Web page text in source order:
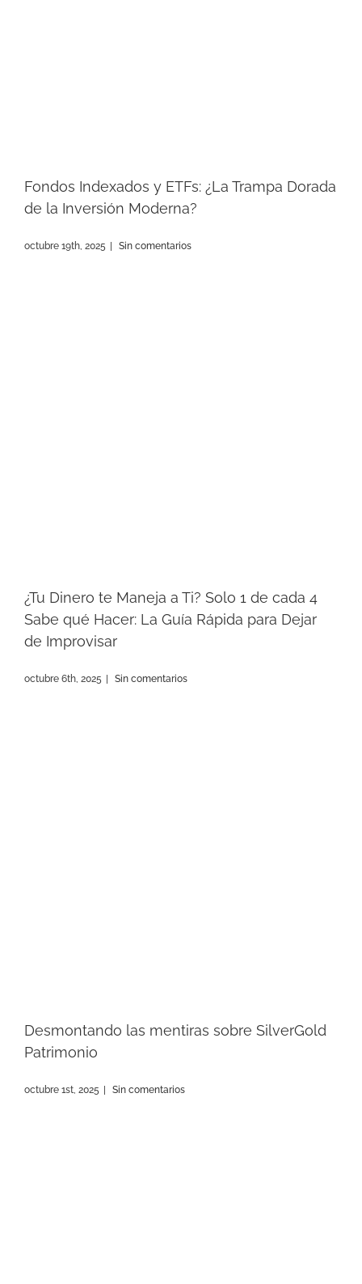
Fondos Indexados y ETFs: ¿La Trampa Dorada
de la Inversión Moderna?
octubre 19th, 2025 | Sin comentarios
¿Tu Dinero te Maneja a Ti? Solo 1 de cada 4
Sabe qué Hacer: La Guía Rápida para Dejar
de Improvisar
octubre 6th, 2025 | Sin comentarios
Desmontando las mentiras sobre SilverGold
Patrimonio
octubre 1st, 2025 | Sin comentarios